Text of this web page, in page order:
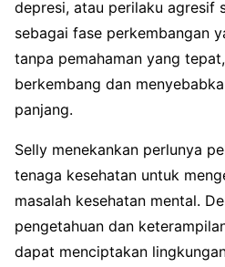
depresi, atau perilaku agresif
sebagai fase perkembangan
tanpa pemahaman yang
berkembang dan
panjang.
Selly menekankan perlunya
tenaga kesehatan untuk
masalah kesehatan mental.
pengetahuan dan
dapat menciptakan